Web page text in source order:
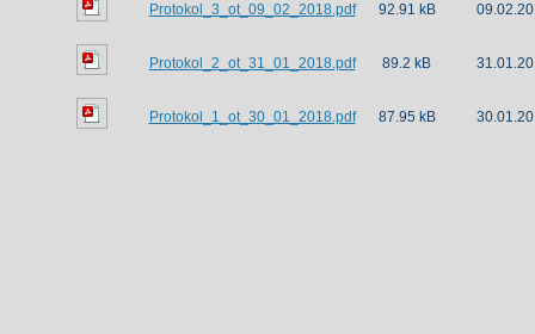
Protokol_3_ot_09_02_2018.pdf 92.91 kB
Protokol_2_ot_31_01_2018.pdf 89.2 kB
Protokol_1_ot_30_01_2018.pdf 87.95 kB